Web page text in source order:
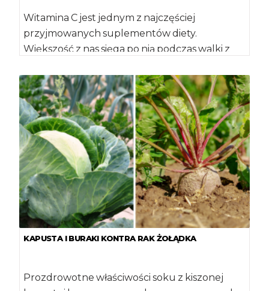
Witamina C jest jednym z najczęściej
przyjmowanych suplementów diety.
Większość z nas sięga po nią podczas walki z
KAPUSTA I BURAKI KONTRA RAK ŻOŁĄDKA
Prozdrowotne właściwości soku z kiszonej